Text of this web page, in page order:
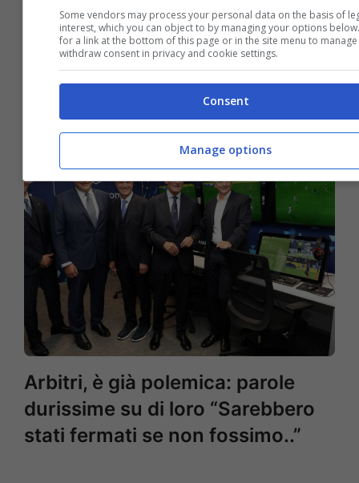
Cassano smonta i tifosi: la sua
previsione sulla big italiana è
Arbitri, è già polemica: parole
durissime su di loro “Sarebbero
stati fermati se non fossimo..”
Some vendors may process your personal data on the basis of
interest, which you can object to by managing your options
for a link at the bottom of this page or in the site menu to
withdraw consent in privacy and cookie settings.
Consent
Manage options